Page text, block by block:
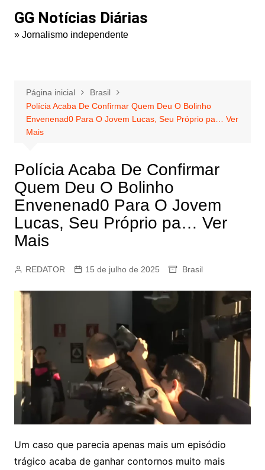
paraGG Notícias Diárias
» Jornalismo independente
Página inicial
Brasil
Polícia Acaba De Confirmar Quem Deu O Bolinho
Envenenad0 Para O Jovem Lucas, Seu Próprio pa… Ver
Mais
Polícia Acaba De Confirmar
Quem Deu O Bolinho
Envenenad0 Para O Jovem
Lucas, Seu Próprio pa… Ver
Mais
REDATOR 15 de julho de 2025 Brasil
Um caso que parecia apenas mais um episódio
trágico acaba de ganhar contornos muito mais